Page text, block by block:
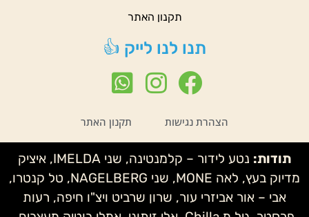
תקנון האתר
תנו לנו לייק 👍
הצהרת נגישות תקנון האתר
תודות:
נטע לידור – קלמנטינה, שני IMELDA, איציק
מדיוק בעץ, לאה MONE, שני NAGELBERG, טל קנטרו,
אבי – אור אביזרי עור, שרון שרביט ויצ"ו חיפה, רעות